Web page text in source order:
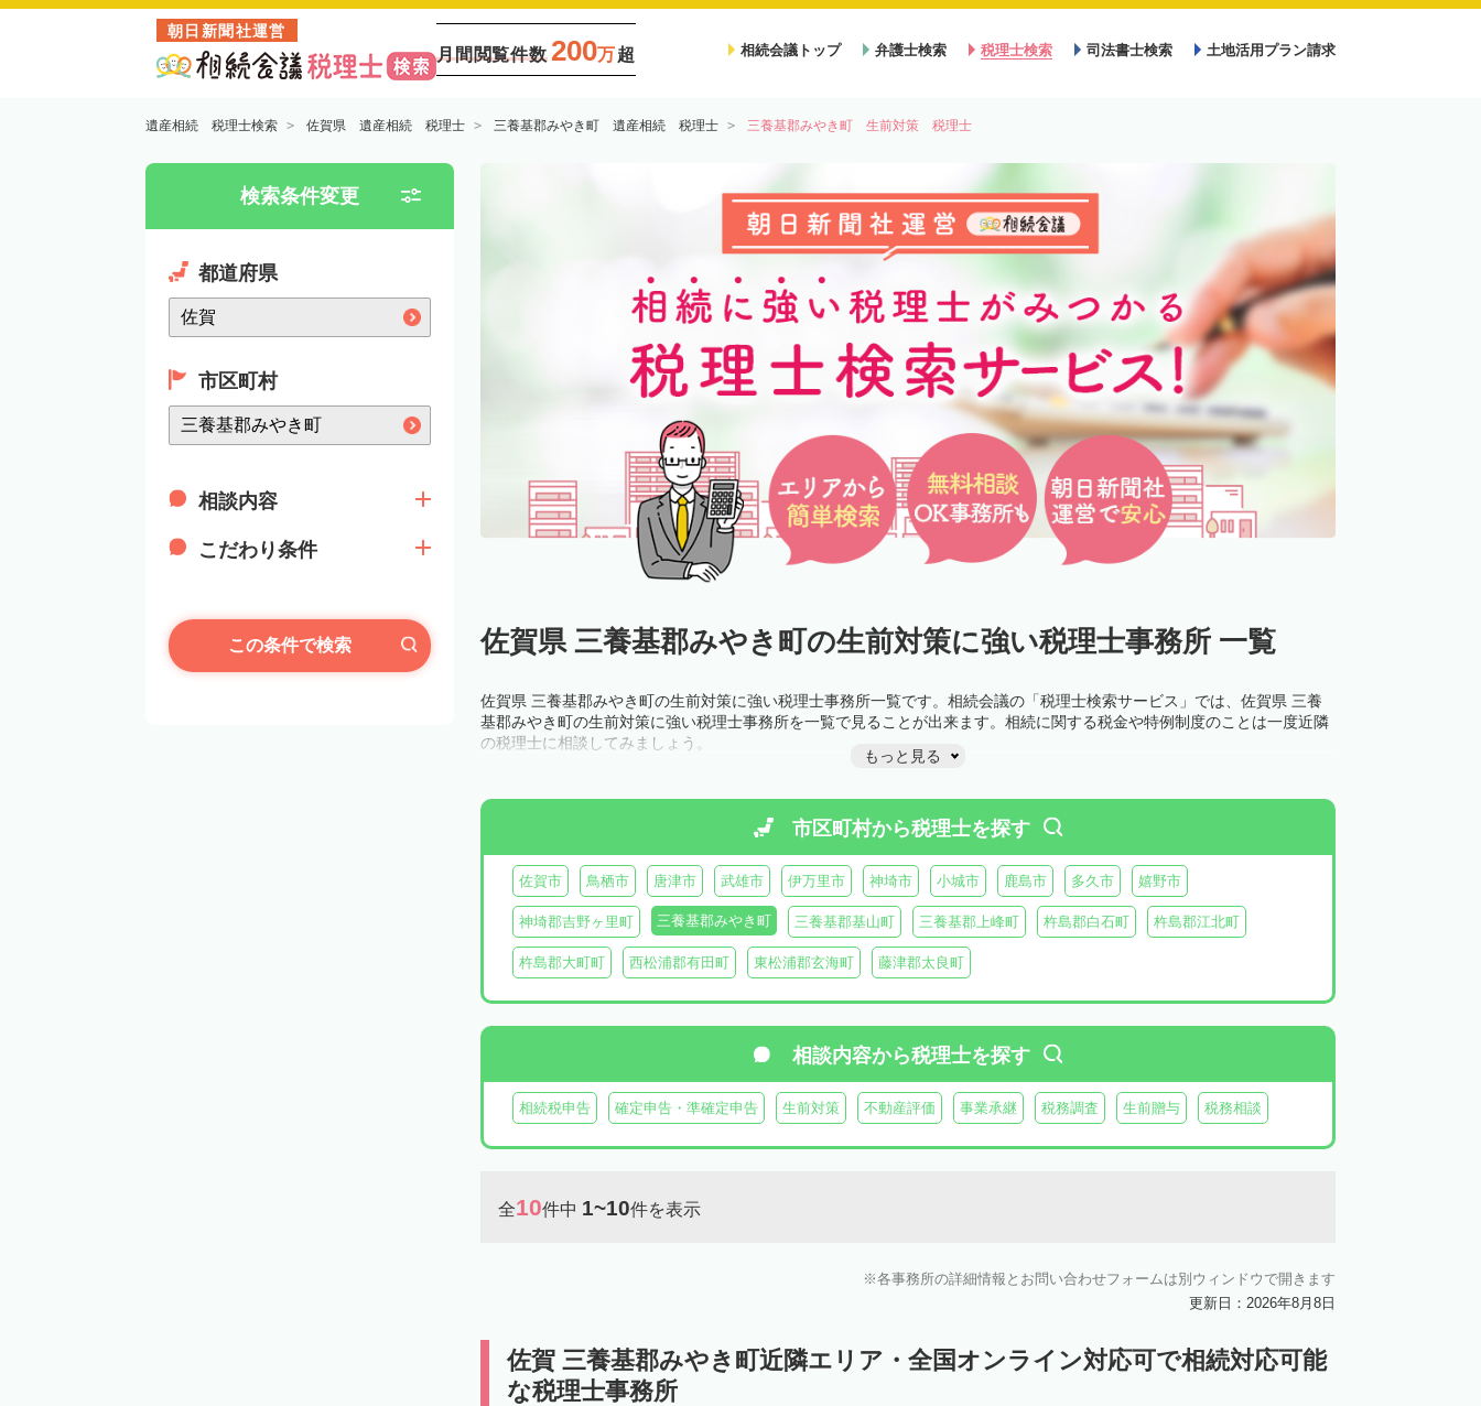
朝日新聞社運営
月間閲覧件数 200万超 相続会議トップ 弁護士検索 税理士検索 司法書士検索 土地活用プラン請求
遺産相続 税理士検索 佐賀県 遺産相続 税理士 三養基郡みやき町 遺産相続 税理士 三養基郡みやき町 生前対策 税理士
検索条件変更
都道府県
市区町村
相談内容
こだわり条件
この条件で検索 佐賀県 三養基郡みやき町の生前対策に強い税理士事務所 一覧
佐賀県 三養基郡みやき町の生前対策に強い税理士事務所一覧です。相続会議の「税理士検索サービス」では、佐賀県 三養
基郡みやき町の生前対策に強い税理士事務所を一覧で見ることが出来ます。相続に関する税金や特例制度のことは一度近隣
の税理士に相談してみましょう。
もっと見る
市区町村から税理士を探す
佐賀市 鳥栖市 唐津市 武雄市 伊万里市 神埼市 小城市 鹿島市 多久市 嬉野市
神埼郡吉野ヶ里町 三養基郡みやき町 三養基郡基山町 三養基郡上峰町 杵島郡白石町 杵島郡江北町
杵島郡大町町 西松浦郡有田町 東松浦郡玄海町 藤津郡太良町
相談内容から税理士を探す
相続税申告 確定申告・準確定申告 生前対策 不動産評価 事業承継 税務調査 生前贈与 税務相談
全10件中 1~10件を表示
各事務所の詳細情報とお問い合わせフォームは別ウィンドウで開きます
更新日：2026年8月8日
佐賀 三養基郡みやき町近隣エリア・全国オンライン対応可で相続対応可能
な税理士事務所